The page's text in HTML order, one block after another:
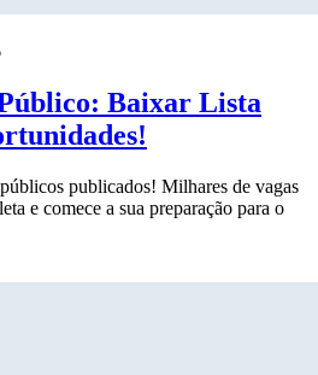
Baixar Lista
publicados! Milhares de vagas
e comece a sua preparação para o